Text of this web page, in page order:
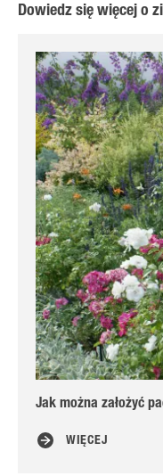
Dowiedz się więcej o
Jak można założyć
WIĘCEJ